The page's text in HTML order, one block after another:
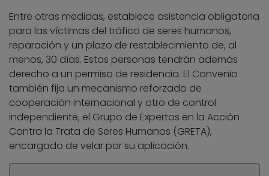
Entre otras medidas, establece asistencia obligatoria
para las víctimas del tráfico de seres humanos,
reparación y un plazo de restablecimiento de, al
menos, 30 días. Estas personas tendrán además
derecho a un permiso de residencia. El Convenio
también fija un mecanismo reforzado de
cooperación internacional y otro de control
independiente, el Grupo de Expertos en la Acción
Contra la Trata de Seres Humanos (GRETA),
encargado de velar por su aplicación.